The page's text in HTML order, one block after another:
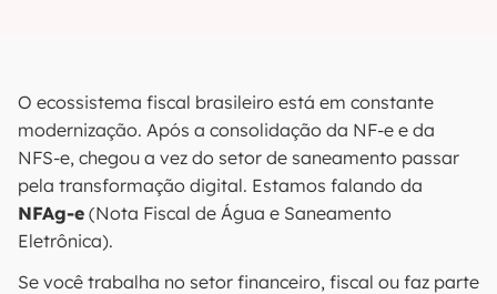
O ecossistema fiscal brasileiro está em constante
modernização. Após a consolidação da NF-e e da
NFS-e, chegou a vez do setor de saneamento passar
pela transformação digital. Estamos falando da
NFAg-e (Nota Fiscal de Água e Saneamento
Eletrônica).
Se você trabalha no setor financeiro, fiscal ou faz parte